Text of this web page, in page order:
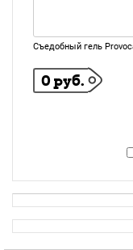
Съедобный гель
0 руб.